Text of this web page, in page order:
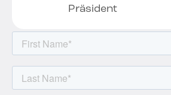
Präsident